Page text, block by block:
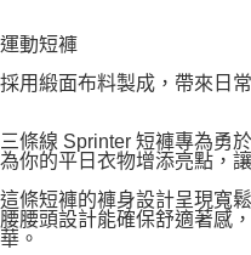
運動短褲
採用緞面布料製成，帶來日
三條線 Sprinter 短褲專為勇
為你的平日衣物增添亮點，
這條短褲的褲身設計呈現寬
腰腰頭設計能確保舒適著感
華。